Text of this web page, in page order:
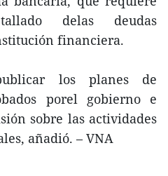
delas deudas
financiera.
los planes de
porel gobierno e
sobre las actividades
añadió. – VNA